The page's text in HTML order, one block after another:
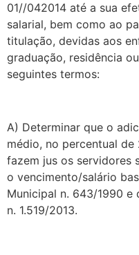
01//042014 até a sua
salarial, bem como ao
titulação, devidas aos
graduação, residência
seguintes termos:
A) Determinar que o
médio, no percentual
fazem jus os servidores
o vencimento/salário
Municipal n. 643/1990 e
n. 1.519/2013.